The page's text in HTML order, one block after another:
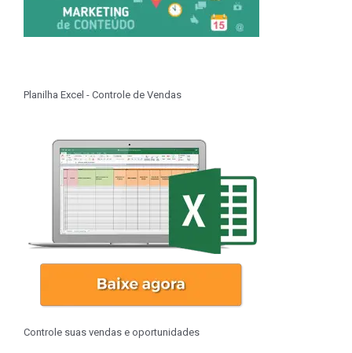
Planilha Excel - Controle de Vendas
Controle suas vendas e oportunidades